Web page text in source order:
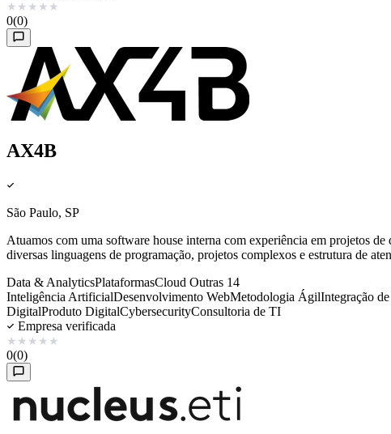
★ ★ ★ ★ ★
0(0)
AX4B
São Paulo, SP
Atuamos com uma software house interna com experiência em projetos
diversas linguagens de programação, projetos complexos e estrutura de
Data & AnalyticsPlataformasCloud Outras 14
Inteligência ArtificialDesenvolvimento WebMetodologia ÁgilIntegração
DigitalProduto DigitalCybersecurityConsultoria de TI
Empresa verificada
★ ★ ★ ★ ★
0(0)